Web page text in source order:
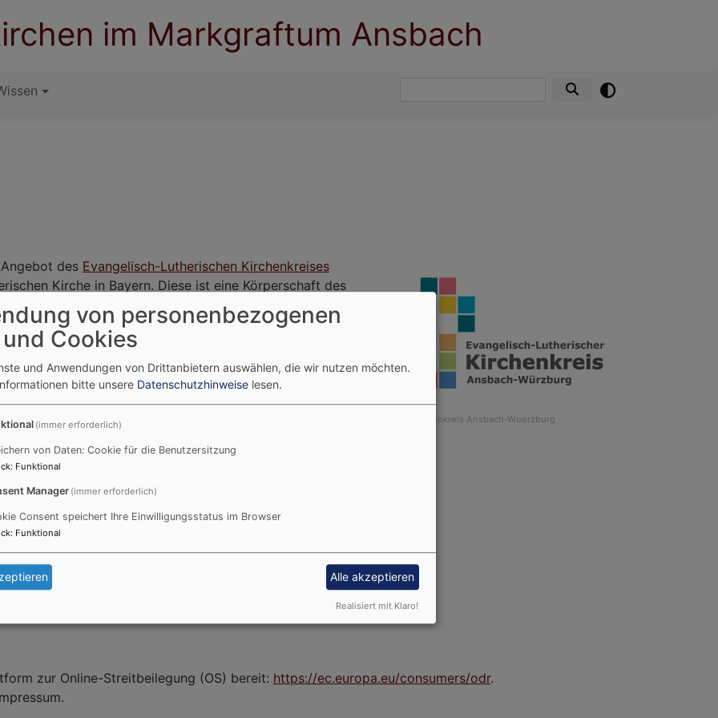
im Markgraftum Ansbach
Kirchenkreis Ansbach-Wuerzburg
des Evangelisch-Lutherischen Kirchenkreises
Kirche in Bayern. Diese ist eine Körperschaft des
Regionalbischöfin des Kirchenkreises
des § 18 MStV:
zur Online-Streitbeilegung (OS) bereit: https://ec.europa.eu/consumers/odr.
von personenbezogenen
Cookies
und Anwendungen von Drittanbietern auswählen, die wir nutzen möchten.
bitte unsere Datenschutzhinweise lesen.
(immer erforderlich)
von Daten: Cookie für die Benutzersitzung
: Funktional
Manager (immer erforderlich)
Consent speichert Ihre Einwilligungsstatus im Browser
: Funktional
Alle akzeptieren
Realisiert mit Klaro!